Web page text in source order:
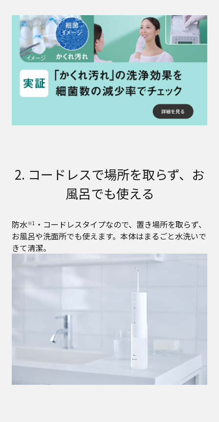
2. コードレスで場所を取らず、お
風呂でも使える
防水※1 ・コードレスタイプなので、置き場所を取らず、
お風呂や洗面所でも使えます。本体はまるごと水洗いで
きて清潔。